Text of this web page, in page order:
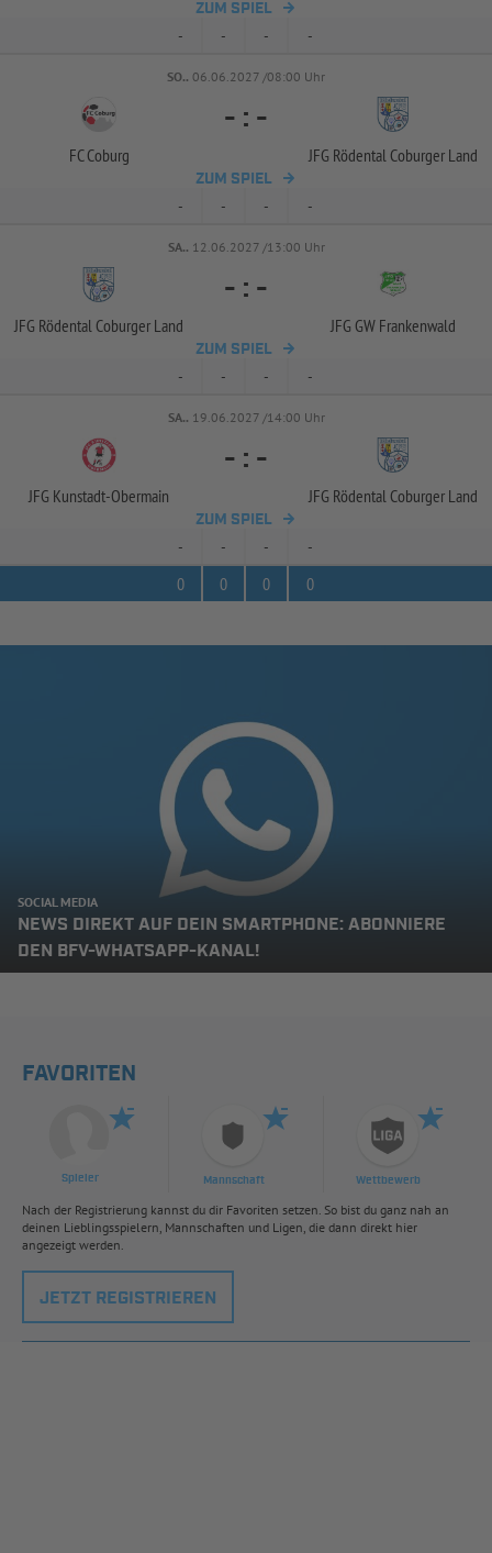
ZUM SPIEL
- - - -
SO.. 06.06.2027 /08:00 Uhr
FC Coburg
- : -
JFG Rödental Coburger Land
ZUM SPIEL
- - - -
SA.. 12.06.2027 /13:00 Uhr
JFG Rödental Coburger Land
- : -
JFG GW Frankenwald
ZUM SPIEL
- - - -
SA.. 19.06.2027 /14:00 Uhr
JFG Kunstadt-Obermain
- : -
JFG Rödental Coburger Land
ZUM SPIEL
- - -
-
0
0 0 0
SOCIAL MEDIA
NEWS DIREKT AUF DEIN SMARTPHONE: ABONNIERE
DEN BFV-WHATSAPP-KANAL!
FAVORITEN
Spieler Mannschaft Wettbewerb
Nach der Registrierung kannst du dir Favoriten setzen. So bist du ganz nah an
deinen Lieblingsspielern, Mannschaften und Ligen, die dann direkt hier
angezeigt werden.
JETZT REGISTRIEREN